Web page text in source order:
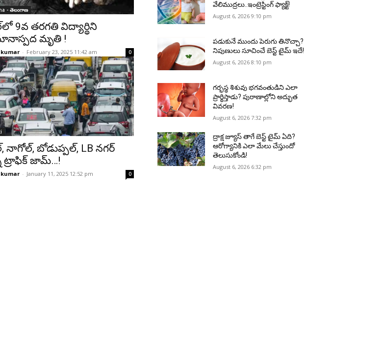
- తెలంగాణ
9వ తరగతి విద్యార్థిని
మృతి !
- February 23, 2025 11:42 am 0
నాగోల్, బోడుప్పల్, LB నగర్
ట్రాఫిక్ జామ్…!
- January 11, 2025 12:52 pm 0
వేలిముద్రలు..ఇంట్రెస్టింగ్ ఫ్యాక్ట్!
August 6, 2026 9:10 pm
పడుకునే ముందు పెరుగు తినొచ్చా?
నిపుణులు సూచించే బెస్ట్ టైమ్ ఇదే!
August 6, 2026 8:10 pm
గర్భస్థ శిశువు భగవంతుడిని ఎలా
ప్రార్థిస్తాడు? పురాణాల్లోని అద్భుత
వివరణ!
August 6, 2026 7:32 pm
ద్రాక్ష జ్యూస్ తాగే బెస్ట్ టైమ్ ఏది?
ఆరోగ్యానికి ఎలా మేలు చేస్తుందో
తెలుసుకోండి!
August 6, 2026 6:32 pm